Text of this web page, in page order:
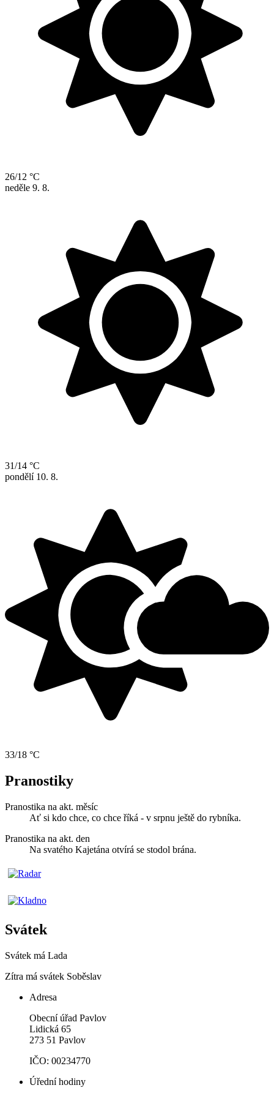
26/12 °C
neděle 9. 8.
31/14 °C
pondělí 10. 8.
33/18 °C
Pranostiky
Pranostika na akt. měsíc
Ať si kdo chce, co chce říká - v srpnu ještě do rybníka.
Pranostika na akt. den
Na svatého Kajetána otvírá se stodol brána.
Svátek
Svátek má Lada
Zítra má svátek Soběslav
Adresa
Obecní úřad Pavlov
Lidická 65
273 51 Pavlov
IČO: 00234770
Úřední hodiny